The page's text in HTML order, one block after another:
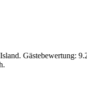
Gästebewertung: